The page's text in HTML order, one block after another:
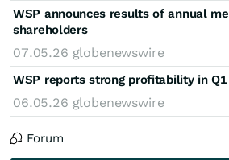
WSP announces results of annual
shareholders
07.05.26 globenewswire
WSP reports strong profitability in
06.05.26 globenewswire
Forum